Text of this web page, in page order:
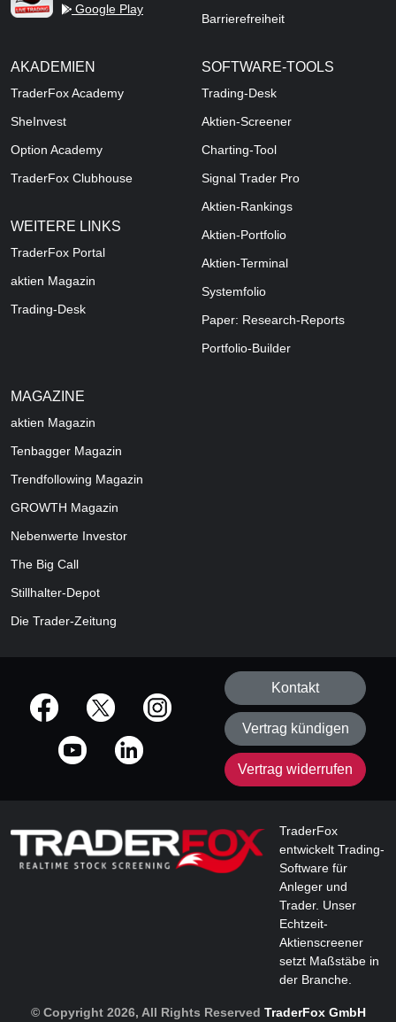
Google Play
Barrierefreiheit
AKADEMIEN
TraderFox Academy
SheInvest
Option Academy
TraderFox Clubhouse
WEITERE LINKS
TraderFox Portal
aktien Magazin
Trading-Desk
SOFTWARE-TOOLS
Trading-Desk
Aktien-Screener
Charting-Tool
Signal Trader Pro
Aktien-Rankings
Aktien-Portfolio
Aktien-Terminal
Systemfolio
Paper: Research-Reports
Portfolio-Builder
MAGAZINE
aktien Magazin
Tenbagger Magazin
Trendfollowing Magazin
GROWTH Magazin
Nebenwerte Investor
The Big Call
Stillhalter-Depot
Die Trader-Zeitung
offizielle Social Media-Accounts
Kontakt
Vertrag kündigen
Vertrag widerrufen
TraderFox
entwickelt Trading-
Software für
Anleger und
Trader. Unser
Echtzeit-
Aktienscreener
setzt Maßstäbe in
der Branche.
© Copyright 2026, All Rights Reserved TraderFox GmbH